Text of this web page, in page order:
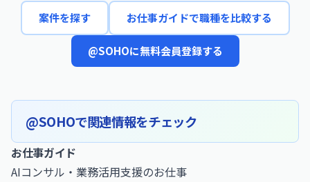
案件を探す お仕事ガイドで職種を比較する
@SOHOに無料会員登録する
@SOHOで関連情報をチェック
お仕事ガイド
AIコンサル・業務活用支援のお仕事